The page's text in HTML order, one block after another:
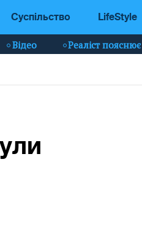
Суспільство LifeStyle
Відео Реаліст пояснює